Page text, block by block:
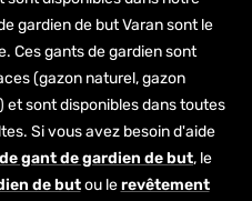
gardien de but Varan sont le
Ces gants de gardien sont
(gazon naturel, gazon
sont disponibles dans toutes
Si vous avez besoin d'aide
gant de gardien de but, le
de butou lerevêtement